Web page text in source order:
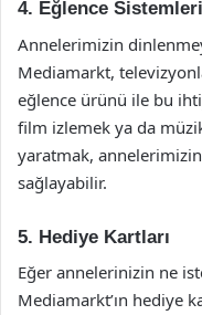
4. Eğlence Sistemleri
Annelerimizin
Mediamarkt,
eğlence ürünü ile bu
film izlemek ya da
yaratmak,
sağlayabilir.
5. Hediye Kartları
Eğer annelerinizin ne
Mediamarkt’ın hediye